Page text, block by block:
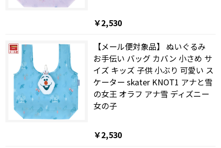
￥2,530
【メール便対象品】 ぬいぐるみ
お手伝い バッグ カバン 小さめ サ
イズ キッズ 子供 小ぶり 可愛い ス
ケーター skater KNOT1 アナと雪
の女王 オラフ アナ雪 ディズニー
女の子
￥2,530